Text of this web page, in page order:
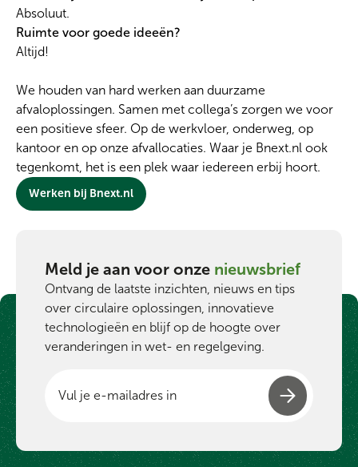
Absoluut.
Ruimte voor goede ideeën?
Altijd!
We houden van hard werken aan duurzame
afvaloplossingen. Samen met collega’s zorgen we voor
een positieve sfeer. Op de werkvloer, onderweg, op
kantoor en op onze afvallocaties. Waar je Bnext.nl ook
tegenkomt, het is een plek waar iedereen erbij hoort.
Werken bij Bnext.nl
Meld je aan voor onze nieuwsbrief
Ontvang de laatste inzichten, nieuws en tips
over circulaire oplossingen, innovatieve
technologieën en blijf op de hoogte over
veranderingen in wet- en regelgeving.